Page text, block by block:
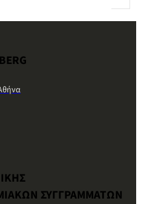
ΣΥΓΓΡΑΜΜΑΤΩΝ